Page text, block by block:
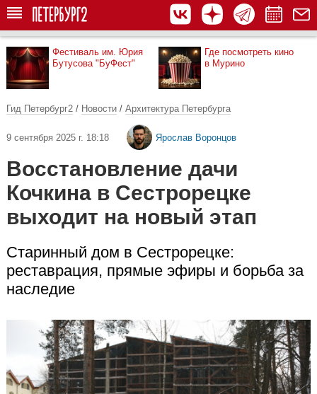
Фестиваль им. Юрия
Бутусова "БуФест"
Где посмотреть кино
в Мурино
Гид Петербург2 / Новости / Архитектура Петербурга
9 сентября 2025 г. 18:18 Ярослав Воронцов
Восстановление дачи
Кочкина в Сестрорецке
выходит на новый этап
Старинный дом в Сестрорецке:
реставрация, прямые эфиры и борьба за
наследие